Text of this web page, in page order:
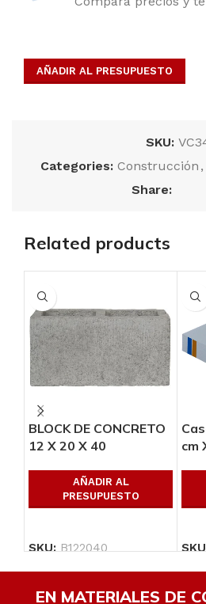
AÑADIR AL PRESUPUESTO
SKU:
Categories: Construcción ,
Share:
Related products
BLOCK DE CONCRETO
12 X 20 X 40
AÑADIR AL
PRESUPUESTO
SKU: B122040
cm
EN MATERIALES DE